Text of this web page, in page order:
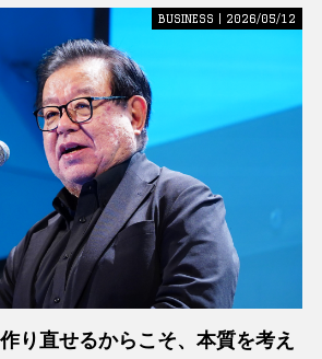
BUSINESS | 2026/05/12
り直せるからこそ、本質を考え